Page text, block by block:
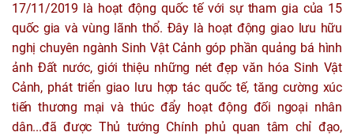
17/11/2019 là hoạt động quốc tế với sự tham gia của 15
quốc gia và vùng lãnh thổ. Đây là hoạt động giao lưu hữu
nghị chuyên ngành Sinh Vật Cảnh góp phần quảng bá hình
ảnh Đất nước, giới thiệu những nét đẹp văn hóa Sinh Vật
Cảnh, phát triển giao lưu hợp tác quốc tế, tăng cường xúc
tiến thương mại và thúc đẩy hoạt động đối ngoại nhân
dân...đã được Thủ tướng Chính phủ quan tâm chỉ đạo,